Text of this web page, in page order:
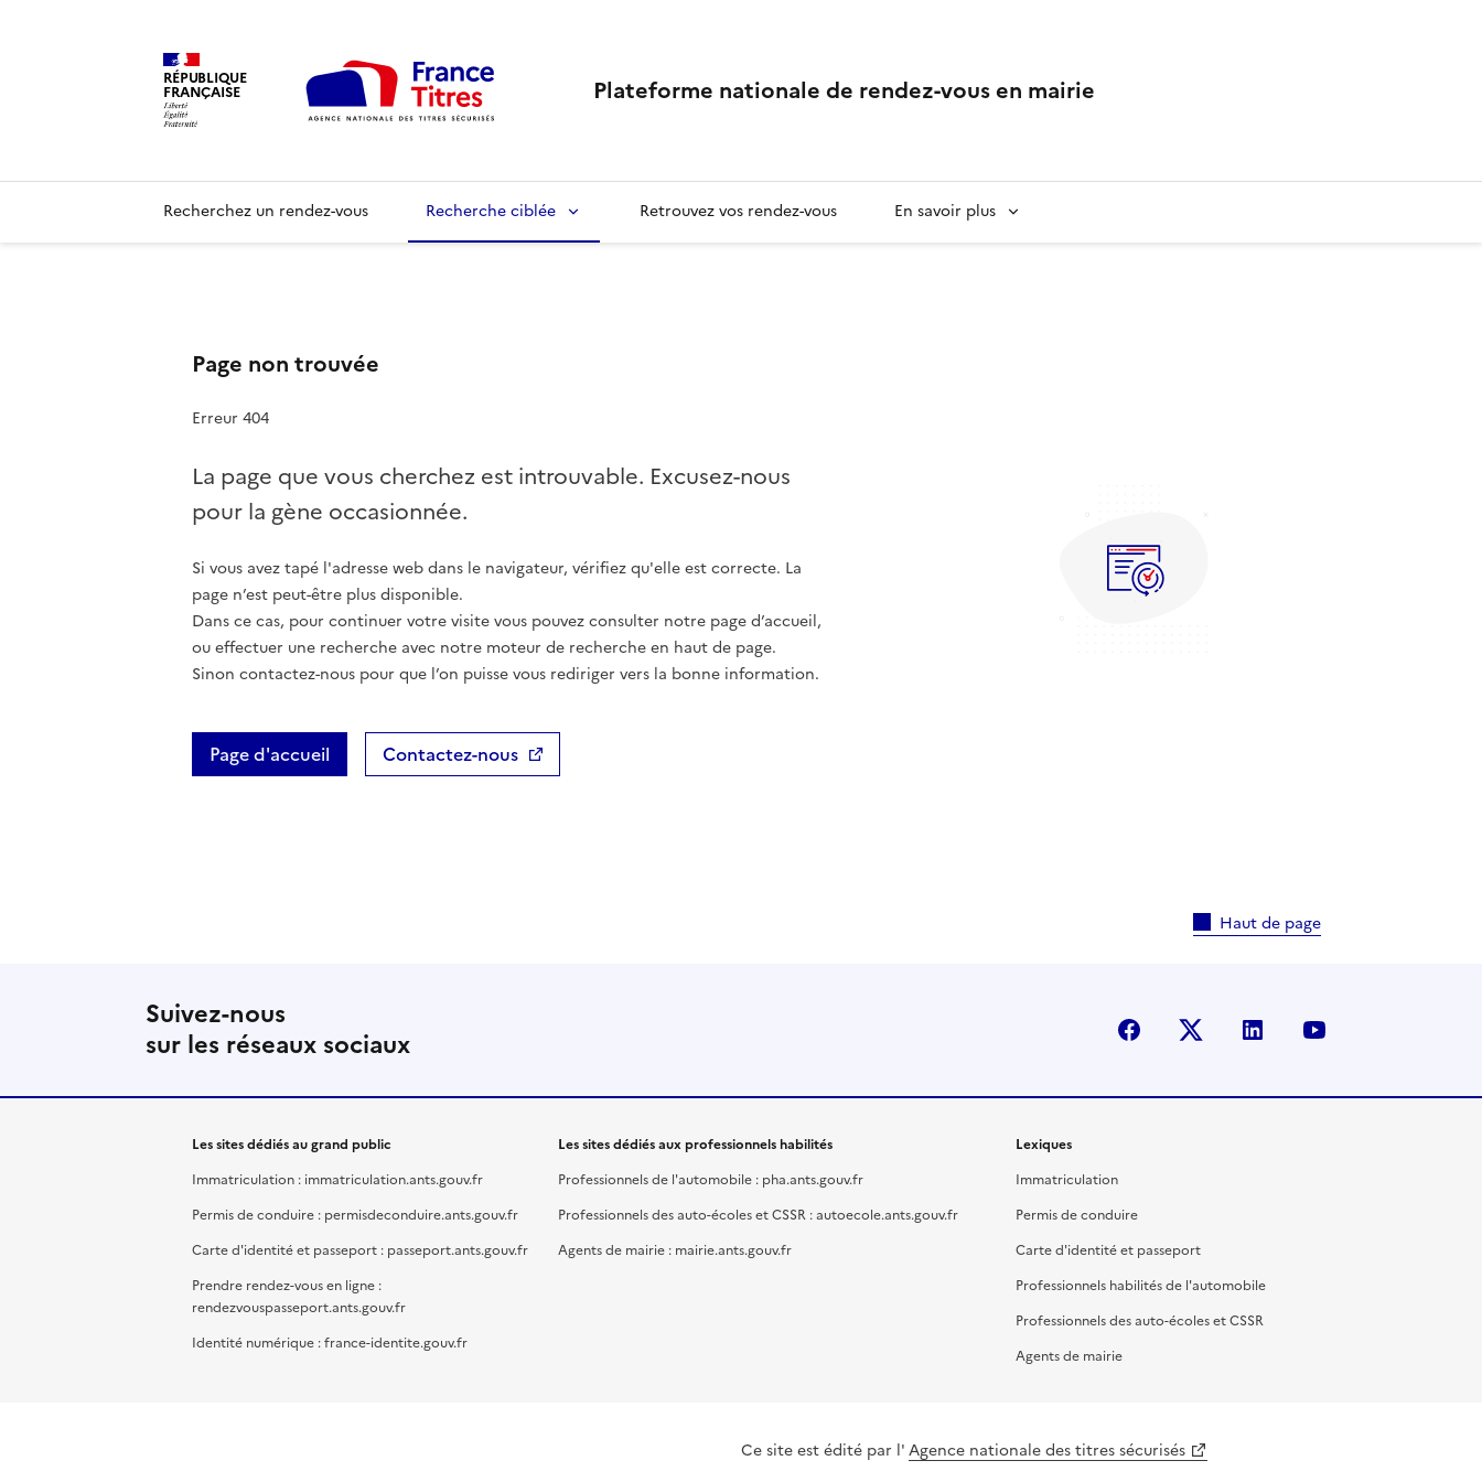
RÉPUBLIQUE
FRANÇAISE Plateforme nationale de rendez-vous en mairie
Recherchez un rendez-vous Recherche ciblée Retrouvez vos rendez-vous En savoir plus
Page non trouvée
Erreur 404
La page que vous cherchez est introuvable. Excusez-nous
pour la gène occasionnée.
Si vous avez tapé l'adresse web dans le navigateur, vérifiez qu'elle est correcte. La
page n’est peut-être plus disponible.
Dans ce cas, pour continuer votre visite vous pouvez consulter notre page d’accueil,
ou effectuer une recherche avec notre moteur de recherche en haut de page.
Sinon contactez-nous pour que l’on puisse vous rediriger vers la bonne information.
Page d'accueil Contactez-nous
Haut de page
Suivez-nous
sur les réseaux sociaux
facebook X (anciennement Twitter)
linkedin
Les sites dédiés au grand public
Immatriculation : immatriculation.ants.gouv.fr
Permis de conduire : permisdeconduire.ants.gouv.fr
Carte d'identité et passeport : passeport.ants.gouv.fr
Prendre rendez-vous en ligne :
rendezvouspasseport.ants.gouv.fr
Identité numérique : france-identite.gouv.fr
Les sites dédiés aux professionnels habilités
Professionnels de l'automobile : pha.ants.gouv.fr
Professionnels des auto-écoles et CSSR : autoecole.ants.gouv.fr
Agents de mairie : mairie.ants.gouv.fr
Lexiques
Immatriculation
Permis de conduire
Carte d'identité et passeport
Professionnels habilités de l'automobile
Professionnels des auto-écoles et CSSR
Agents de mairie
Ce site est édité par l'Agence nationale des titres sécurisés